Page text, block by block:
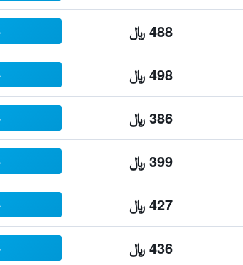
488 ﷼
498 ﷼
386 ﷼
399 ﷼
427 ﷼
436 ﷼